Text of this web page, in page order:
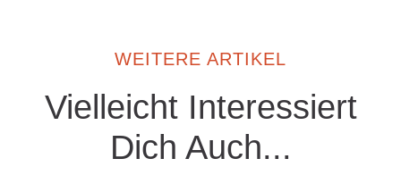
WEITERE ARTIKEL
Vielleicht Interessiert
Dich Auch...